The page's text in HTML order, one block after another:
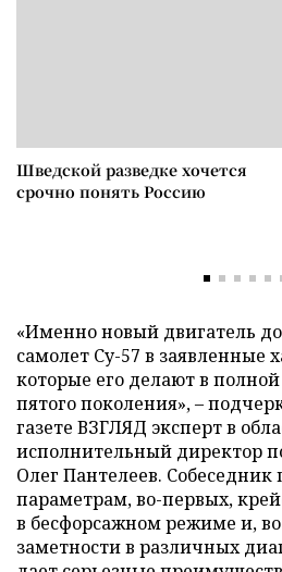
Шведской разведке хочется
срочно понять Россию
«Именно новый двигатель
самолет Су-57 в заявленные
которые его делают в
пятого поколения», –
газете ВЗГЛЯД эксперт в
исполнительный директор
Олег Пантелеев. Собеседник
параметрам, во-первых,
в бесфорсажном режиме и,
заметности в различных